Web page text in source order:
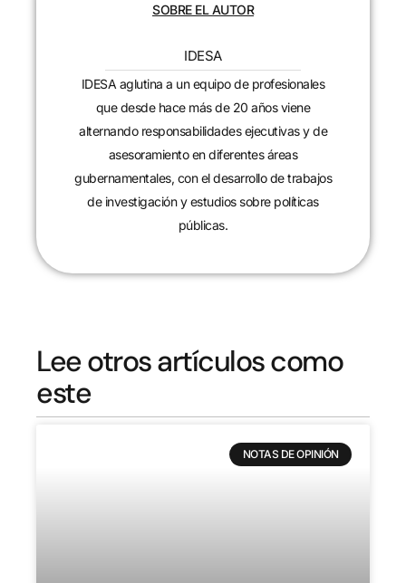
SOBRE EL AUTOR
IDESA
IDESA aglutina a un equipo de profesionales
que desde hace más de 20 años viene
alternando responsabilidades ejecutivas y de
asesoramiento en diferentes áreas
gubernamentales, con el desarrollo de trabajos
de investigación y estudios sobre políticas
públicas.
Lee otros artículos como
este
NOTAS DE OPINIÓN